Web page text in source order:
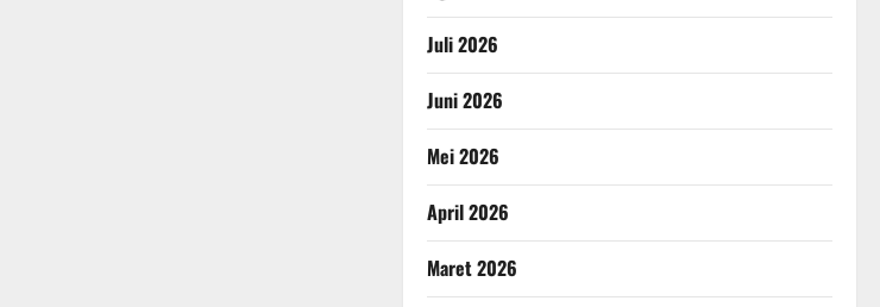
Juli 2026
Juni 2026
Mei 2026
April 2026
Maret 2026